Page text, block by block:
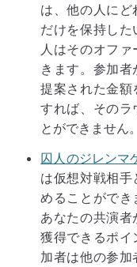
は、他の人に
だけを保持し
人はそのオフ
きます。参加
提案された金
すれば、そのラ
とができません。
囚人のジレンマ
は仮想対戦相
めることができ
あなたの共演
獲得できるポイ
加者は他の参